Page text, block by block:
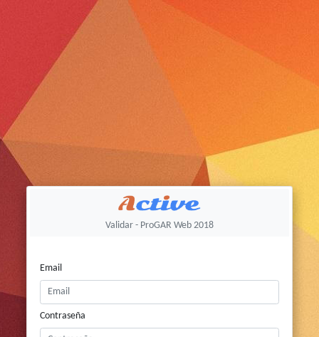
Validar - ProGAR Web 2018
Email
Contraseña